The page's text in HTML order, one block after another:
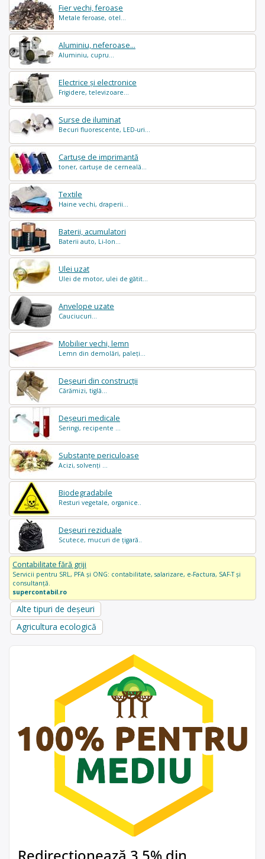
Fier vechi, feroase
Metale feroase, otel...
Aluminiu, neferoase...
Aluminiu, cupru...
Electrice și electronice
Frigidere, televizoare...
Surse de iluminat
Becuri fluorescente, LED-uri...
Cartușe de imprimantă
toner, cartușe de cerneală...
Textile
Haine vechi, draperii...
Baterii, acumulatori
Baterii auto, Li-Ion...
Ulei uzat
Ulei de motor, ulei de gătit...
Anvelope uzate
Cauciucuri...
Mobilier vechi, lemn
Lemn din demolări, paleți...
Deșeuri din construcții
Cărămizi, tiglă...
Deșeuri medicale
Seringi, recipente ...
Substanțe periculoase
Acizi, solvenți ...
Biodegradabile
Resturi vegetale, organice..
Deșeuri reziduale
Scutece, mucuri de țigară..
Contabilitate fără griji
Servicii pentru SRL, PFA și ONG: contabilitate, salarizare, e-Factura, SAF-T și
consultanță.
supercontabil.ro
Alte tipuri de deșeuri
Agricultura ecologică